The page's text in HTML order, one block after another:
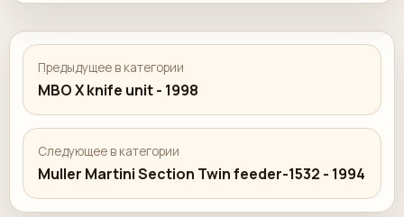
Предыдущее в категории
MBO X knife unit - 1998
Следующее в категории
Muller Martini Section Twin feeder-1532 - 1994